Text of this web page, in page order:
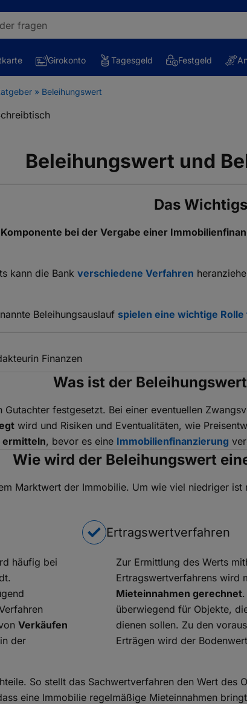
fragen
Girokonto Tagesgeld Festgeld
» Beleihungswert
Beleihungswert und
Das
bei der Vergabe einer
kann die Bank verschiedene Verfahren
Beleihungsauslauf spielen eine wichtige
Finanzen
Was ist der
festgesetzt. Bei einer eventuellen
wird und Risiken und Eventualitäten, wie
ermitteln, bevor es eine Immobilienfinanzierung
Wie wird der Beleihungswert
Marktwert der Immobilie. Um wie viel niedriger
häufig bei
Verkäufen
der
Ertragswertverfahren
Zur Ermittlung des Werts
Ertragswertverfahrens wird
Mieteinnahmen gerechnet
überwiegend für Objekte,
dienen sollen. Zu den
Erträgen wird der
So stellt das Sachwertverfahren den Wert
eine Immobilie regelmäßige Mieteinnahmen